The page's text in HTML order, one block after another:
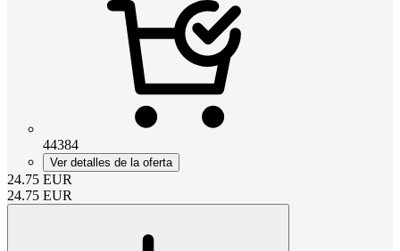
44384
Ver detalles de la oferta
24.75 EUR
24.75 EUR